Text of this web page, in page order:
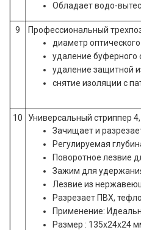
Обладает водо-
9
Профессиональный
диаметр
удаление буферного
удаление защитной
снятие изоляции с
10
Универсальный стриппер
Зачищает и
Регулируемая
Поворотное лезвие
Зажим для
Лезвие из
Разрезает ПВХ,
Применение:
Размер : 135x24x24